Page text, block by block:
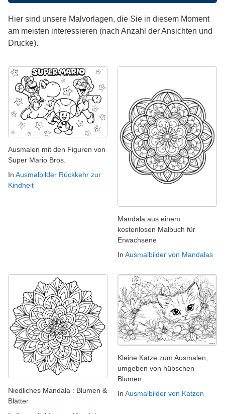
Hier sind unsere Malvorlagen, die Sie in diesem Moment
am meisten interessieren (nach Anzahl der Ansichten und
Drucke).
Ausmalen mit den Figuren von
Super Mario Bros.
In Ausmalbilder Rückkehr zur
Kindheit
Mandala aus einem
kostenlosen Malbuch für
Erwachsene
In Ausmalbilder von Mandalas
Niedliches Mandala : Blumen &
Blätter
Kleine Katze zum Ausmalen,
umgeben von hübschen
Blumen
In Ausmalbilder von Katzen